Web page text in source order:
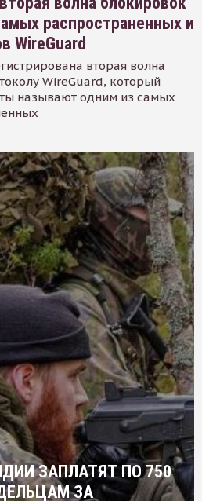
распространенных и
WireGuard
вторая волна
WireGuard, который
называют одним из самых
ЗАПЛАТЯТ ПО 750
ЗА